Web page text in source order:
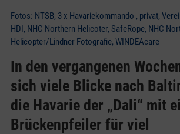
In den vergangenen
sich viele Blicke nach
die Havarie der „Dali“ mit
Brückenpfeiler für viel
Fotos: NTSB, 3 x Havariekommando , privat,
HDI, NHC Northern Helicoter, SafeRope, NHC
Helicopter/Lindner Fotografie, WINDEAcare